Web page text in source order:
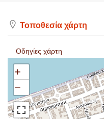
Τοποθεσία χάρτη
Οδηγίες χάρτη
+
−